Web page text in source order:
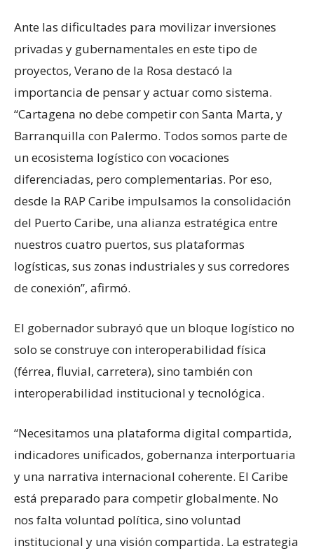
Ante las dificultades para movilizar inversiones
privadas y gubernamentales en este tipo de
proyectos, Verano de la Rosa destacó la
importancia de pensar y actuar como sistema.
“Cartagena no debe competir con Santa Marta, y
Barranquilla con Palermo. Todos somos parte de
un ecosistema logístico con vocaciones
diferenciadas, pero complementarias. Por eso,
desde la RAP Caribe impulsamos la consolidación
del Puerto Caribe, una alianza estratégica entre
nuestros cuatro puertos, sus plataformas
logísticas, sus zonas industriales y sus corredores
de conexión”, afirmó.
El gobernador subrayó que un bloque logístico no
solo se construye con interoperabilidad física
(férrea, fluvial, carretera), sino también con
interoperabilidad institucional y tecnológica.
“Necesitamos una plataforma digital compartida,
indicadores unificados, gobernanza interportuaria
y una narrativa internacional coherente. El Caribe
está preparado para competir globalmente. No
nos falta voluntad política, sino voluntad
institucional y una visión compartida. La estrategia